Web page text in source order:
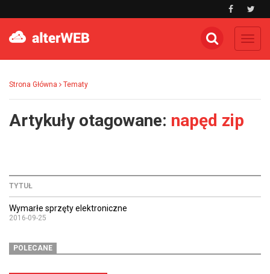
Strona Główna Tematy
Artykuły otagowane: napęd zip
TYTUŁ
Wymarłe sprzęty elektroniczne
2016-09-25
POLECANE